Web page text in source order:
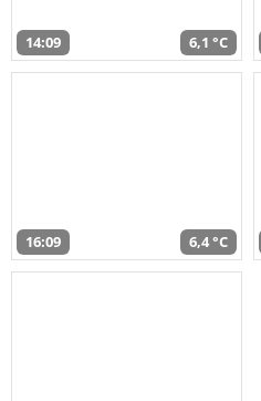
14:09 6,1 °C
16:09 6,4 °C